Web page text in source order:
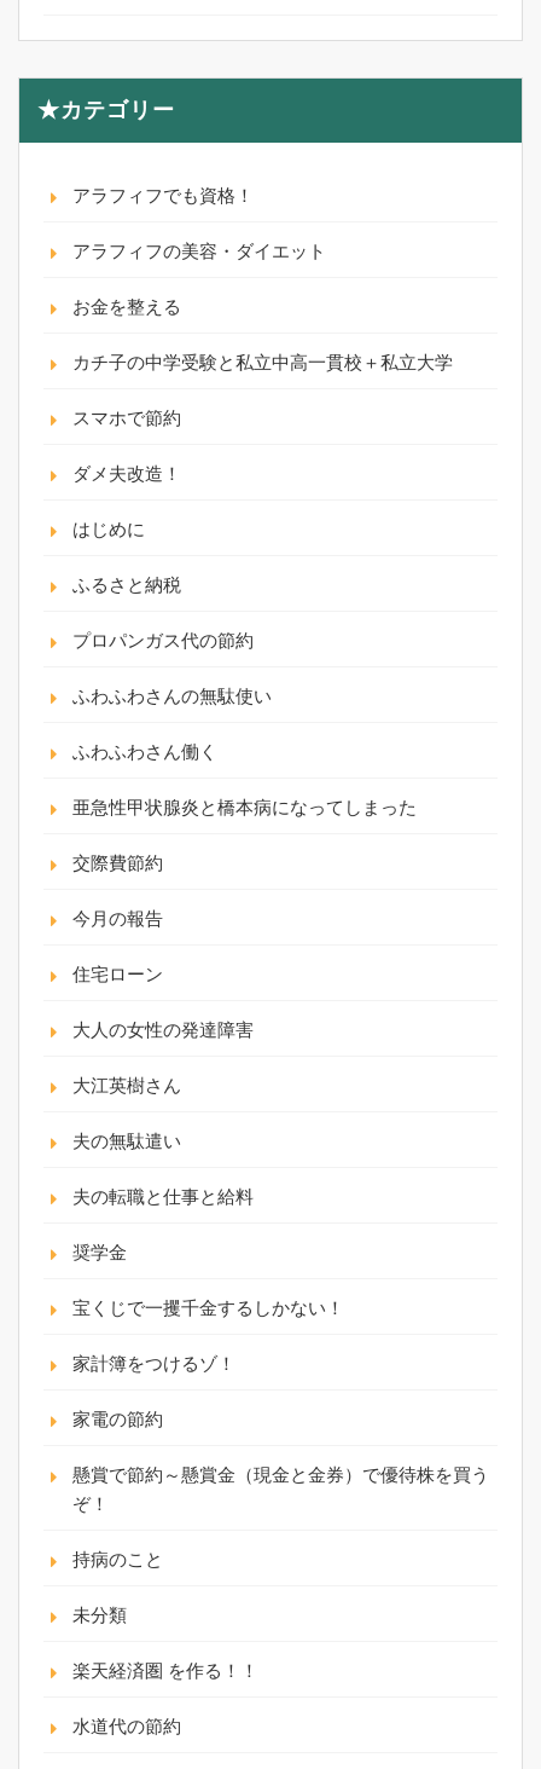
★カテゴリー
アラフィフでも資格！
アラフィフの美容・ダイエット
お金を整える
カチ子の中学受験と私立中高一貫校＋私立大学
スマホで節約
ダメ夫改造！
はじめに
ふるさと納税
プロパンガス代の節約
ふわふわさんの無駄使い
ふわふわさん働く
亜急性甲状腺炎と橋本病になってしまった
交際費節約
今月の報告
住宅ローン
大人の女性の発達障害
大江英樹さん
夫の無駄遣い
夫の転職と仕事と給料
奨学金
宝くじで一攫千金するしかない！
家計簿をつけるゾ！
家電の節約
懸賞で節約～懸賞金（現金と金券）で優待株を買う
ぞ！
持病のこと
未分類
楽天経済圏 を作る！！
水道代の節約